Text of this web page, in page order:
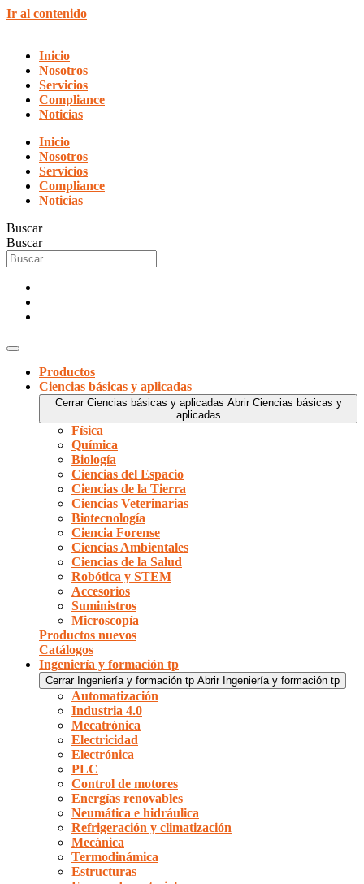
Ir al contenido
Inicio
Nosotros
Servicios
Compliance
Noticias
Inicio
Nosotros
Servicios
Compliance
Noticias
Buscar
Buscar
Productos
Ciencias básicas y aplicadas
Cerrar Ciencias básicas y aplicadas Abrir Ciencias básicas y
aplicadas
Física
Química
Biología
Ciencias del Espacio
Ciencias de la Tierra
Ciencias Veterinarias
Biotecnología
Ciencia Forense
Ciencias Ambientales
Ciencias de la Salud
Robótica y STEM
Accesorios
Suministros
Microscopía
Productos nuevos
Catálogos
Ingeniería y formación tp
Cerrar Ingeniería y formación tp Abrir Ingeniería y formación tp
Automatización
Industria 4.0
Mecatrónica
Electricidad
Electrónica
PLC
Control de motores
Energías renovables
Neumática e hidráulica
Refrigeración y climatización
Mecánica
Termodinámica
Estructuras